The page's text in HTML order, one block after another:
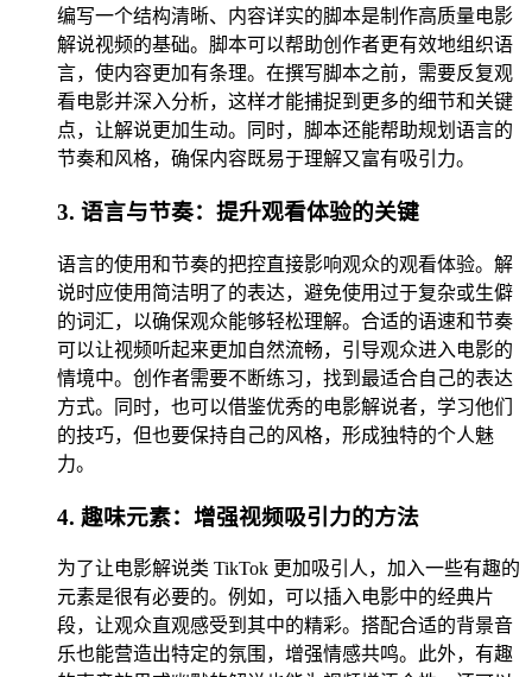
编写一个结构清晰、内容详实的脚本是制作高质量电影
解说视频的基础。脚本可以帮助创作者更有效地组织语
言，使内容更加有条理。在撰写脚本之前，需要反复观
看电影并深入分析，这样才能捕捉到更多的细节和关键
点，让解说更加生动。同时，脚本还能帮助规划语言的
节奏和风格，确保内容既易于理解又富有吸引力。
3. 语言与节奏：提升观看体验的关键
语言的使用和节奏的把控直接影响观众的观看体验。解
说时应使用简洁明了的表达，避免使用过于复杂或生僻
的词汇，以确保观众能够轻松理解。合适的语速和节奏
可以让视频听起来更加自然流畅，引导观众进入电影的
情境中。创作者需要不断练习，找到最适合自己的表达
方式。同时，也可以借鉴优秀的电影解说者，学习他们
的技巧，但也要保持自己的风格，形成独特的个人魅
力。
4. 趣味元素：增强视频吸引力的方法
为了让电影解说类 TikTok 更加吸引人，加入一些有趣的
元素是很有必要的。例如，可以插入电影中的经典片
段，让观众直观感受到其中的精彩。搭配合适的背景音
乐也能营造出特定的氛围，增强情感共鸣。此外，有趣